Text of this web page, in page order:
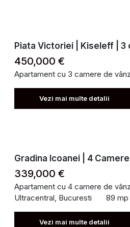
Piata Victoriei | Kiseleff | 3
450,000 €
Apartament cu 3 camere de
Vezi mai multe detalii
Gradina Icoanei | 4
339,000 €
Apartament cu 4 camere de
Ultracentral, Bucuresti
89 mp
Vezi mai multe detalii